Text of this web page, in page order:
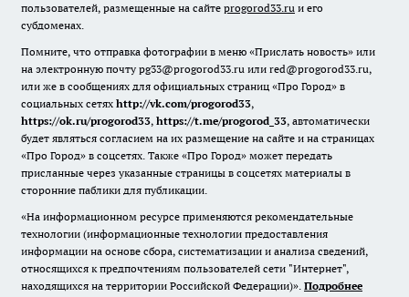
пользователей, размещенные на сайте progorod33.ru и его
субдоменах.
Помните, что отправка фотографии в меню «Прислать новость» или
на электронную почту pg33@progorod33.ru или red@progorod33.ru,
или же в сообщениях для официальных страниц «Про Город» в
социальных сетях http://vk.com/progorod33,
https://ok.ru/progorod33, https://t.me/progorod_33, автоматически
будет являться согласием на их размещение на сайте и на страницах
«Про Город» в соцсетях. Также «Про Город» может передать
присланные через указанные страницы в соцсетях материалы в
сторонние паблики для публикации.
«На информационном ресурсе применяются рекомендательные
технологии (информационные технологии предоставления
информации на основе сбора, систематизации и анализа сведений,
относящихся к предпочтениям пользователей сети "Интернет",
находящихся на территории Российской Федерации)». Подробнее